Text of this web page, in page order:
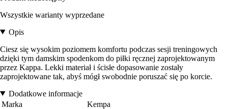
Wszystkie warianty wyprzedane
Opis
Ciesz się wysokim poziomem komfortu podczas sesji treningowych
dzięki tym damskim spodenkom do piłki ręcznej zaprojektowanym
przez Kappa. Lekki materiał i ścisłe dopasowanie zostały
zaprojektowane tak, abyś mógł swobodnie poruszać się po korcie.
Dodatkowe informacje
Marka
Kempa